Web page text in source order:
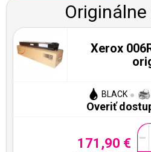
Xerox
BLACK
Overiť
171,90 € -